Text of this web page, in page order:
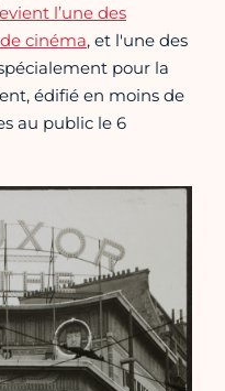
l’une des
cinéma, et l'une des
pour la
édifié en moins de
au public le 6